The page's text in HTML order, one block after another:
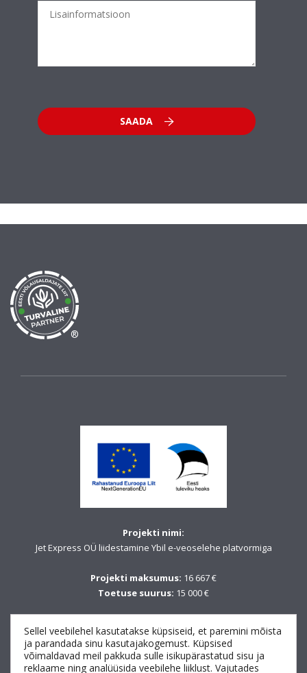
SAADA
®
Projekti nimi:
Jet Express OÜ liidestamine Ybil e-veoselehe platvormiga
Projekti maksumus: 16 667 €
Toetuse suurus: 15 000 €
Projekti number:20.1.01.25-1397
Projekti periood:18.08.2025–17.02.2026
Fondi nimetus:
Sellel veebilehel kasutatakse küpsiseid, et paremini mõista
ja parandada sinu kasutajakogemust. Küpsised
võimaldavad meil pakkuda sulle isikupärastatud sisu ja
reklaame ning analüüsida veebilehe liiklust. Vajutades